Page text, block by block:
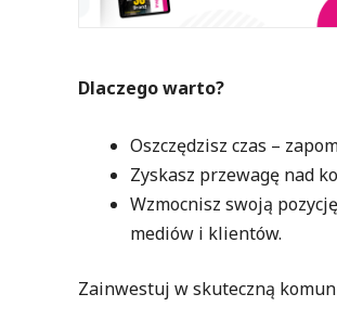
Dlaczego warto?
Oszczędzisz czas –
Zyskasz przewagę nad
Wzmocnisz swoją
mediów i klientów.
Zainwestuj w skuteczną